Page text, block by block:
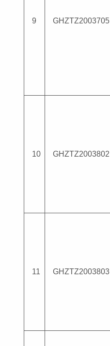
9 GHZTZ2003705
10 GHZTZ2003802
11 GHZTZ2003803